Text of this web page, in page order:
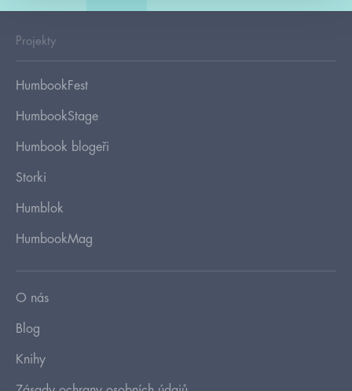
Projekty
HumbookFest
HumbookStage
Humbook blogeři
Storki
Humblok
HumbookMag
O nás
Blog
Knihy